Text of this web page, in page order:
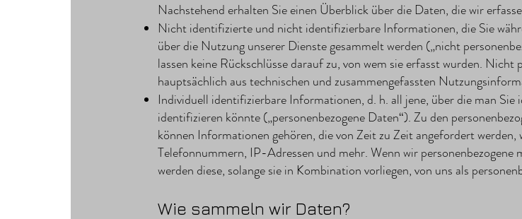
Nachstehend erhalten Sie einen Überblick über die Daten, die wir
Nicht identifizierte und nicht identifizierbare Informationen, die Sie
über die Nutzung unserer Dienste gesammelt werden („nicht
lassen keine Rückschlüsse darauf zu, von wem sie erfasst wurden.
hauptsächlich aus technischen und zusammengefassten
Individuell identifizierbare Informationen, d. h. all jene, über die man
identifizieren könnte („personenbezogene Daten“). Zu den
können Informationen gehören, die von Zeit zu Zeit angefordert
Telefonnummern, IP-Adressen und mehr. Wenn wir
werden diese, solange sie in Kombination vorliegen, von uns als
Wie sammeln wir Daten?